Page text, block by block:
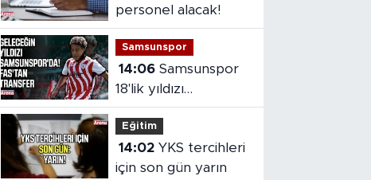
personel alacak!
Samsunspor
14:06 Samsunspor
18'lik yıldızı
kadrosuna kattı!
Eğitim
14:02
için son gün yarın